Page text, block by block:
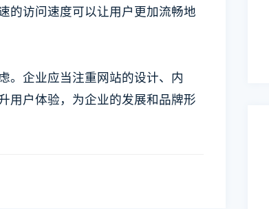
的访问速度可以让用户更加流畅地
。企业应当注重网站的设计、内
用户体验，为企业的发展和品牌形